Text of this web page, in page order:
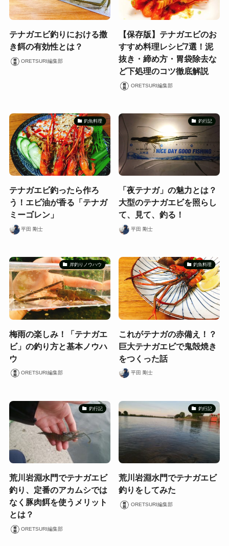
テナガエビ釣りにおける撒
き餌の有効性とは？
ORETSURI編集部
【保存版】テナガエビのお
すすめ料理レシピ7選！泥
抜き・締め方・胃袋除去な
ど下処理のコツ徹底解説
ORETSURI編集部
釣魚料理
テナガエビ釣ったら作ろ
う！エビ油が香る「テナガ
ミーゴレン」
平田 剛士
釣行記
「夜テナガ」の魅力とは？
大型のテナガエビを照らし
て、見て、釣る！
平田 剛士
岸釣りノウハウ
梅雨の楽しみ！「テナガエ
ビ」の釣り方と基本ノウハ
ウ
ORETSURI編集部
釣魚料理
これがテナガの赤備え！？
巨大テナガエビで鬼殻焼き
をつくった話
平田 剛士
釣行記
荒川岩淵水門でテナガエビ
釣り、定番のアカムシでは
なく豚肉餌を使うメリット
とは？
ORETSURI編集部
釣行記
荒川岩淵水門でテナガエビ
釣りをしてみた
ORETSURI編集部